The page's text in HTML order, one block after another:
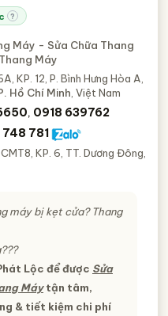
?
Máy - Sửa Chữa Thang
Máy
KP. 12, P. Bình Hưng Hòa A,
Hồ Chí Minh, Việt Nam
, 0918 639762
781
KP. 6, TT. Dương Đông,
máy bị kẹt cửa? Thang
Lộc để được Sửa
Máytận tâm,
& tiết kiệm chi phí